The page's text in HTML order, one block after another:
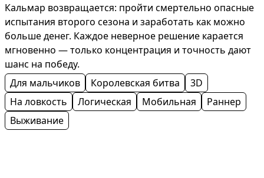
Кальмар возвращается: пройти смертельно опасные
испытания второго сезона и заработать как можно
больше денег. Каждое неверное решение карается
мгновенно — только концентрация и точность дают
шанс на победу.
Для мальчиков
Королевская битва
3D
На ловкость
Логическая Мобильная
Раннер
Выживание